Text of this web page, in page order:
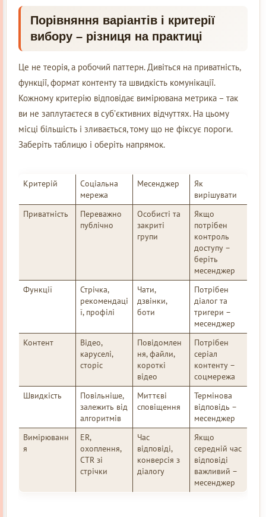
Порівняння варіантів і критерії
вибору – різниця на практиці
Це не теорія, а робочий паттерн. Дивіться на приватність,
функції, формат контенту та швидкість комунікації.
Кожному критерію відповідає вимірювана метрика – так
ви не заплутаєтеся в суб’єктивних відчуттях. На цьому
місці більшість і зливається, тому що не фіксує пороги.
Заберіть таблицю і оберіть напрямок.
Критерій
Соціальна
мережа
Месенджер
Як
вирішувати
Приватність
Переважно
публічно
Особисті та
закриті
групи
Якщо
потрібен
контроль
доступу –
беріть
месенджер
Функції
Стрічка,
рекомендаці
ї, профілі
Чати,
дзвінки,
боти
Потрібен
діалог та
тригери –
месенджер
Контент
Відео,
каруселі,
сторіс
Повідомлен
ня, файли,
короткі
відео
Потрібен
серіал
контенту –
соцмережа
Швидкість
Повільніше,
залежить від
алгоритмів
Миттєві
сповіщення
Термінова
відповідь –
месенджер
Вимірюванн
я
ER,
охоплення,
CTR зі
стрічки
Час
відповіді,
конверсія з
діалогу
Якщо
середній час
відповіді
важливий –
месенджер